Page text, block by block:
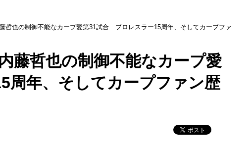
哲也の制御不能なカープ愛第31試合 プロレスラー15周年、そしてカープファ
哲也の制御不能なカープ愛
年、そしてカープファン歴